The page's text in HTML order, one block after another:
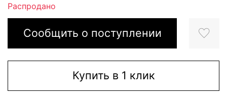
Сообщить о поступлении
Купить в 1 клик
Распродано